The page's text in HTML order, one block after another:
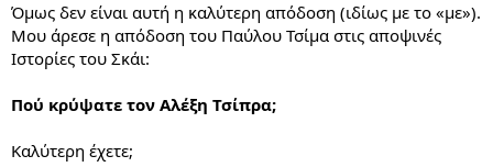
Όμως δεν είναι αυτή η καλύτερη απόδοση (ιδίως με το «με»).
Μου άρεσε η απόδοση του Παύλου Τσίμα στις αποψινές
Ιστορίες του Σκάι:
Πού κρύψατε τον Αλέξη Τσίπρα;
Καλύτερη έχετε;